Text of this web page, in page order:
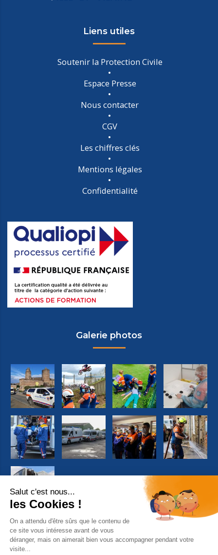
Liens utiles
Soutenir la Protection Civile
Espace Presse
Nous contacter
CGV
Les chiffres clés
Mentions légales
Confidentialité
Galerie photos
Suivez-nous sur Facebook